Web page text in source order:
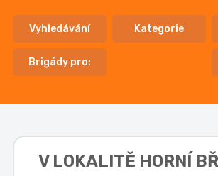
Vyhledávání Kategorie
Brigády pro:
V LOKALITĚ HORNÍ